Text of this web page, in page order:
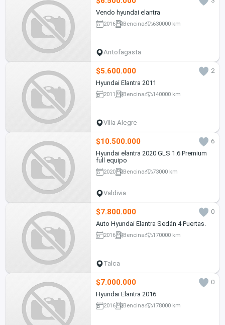
Vendo hyundai elantra
2016 Bencina 630000 km
Antofagasta
$5.600.000
2
Hyundai Elantra 2011
2011 Bencina 140000 km
Villa Alegre
$10.500.000
6
Hyundai elantra 2020 GLS 1.6 Premium
full equipo
2020 Bencina 73000 km
Valdivia
$7.800.000
0
Auto Hyundai Elantra Sedán 4 Puertas.
2016 Bencina 170000 km
Talca
$7.000.000
0
Hyundai Elantra 2016
2016 Bencina 178000 km